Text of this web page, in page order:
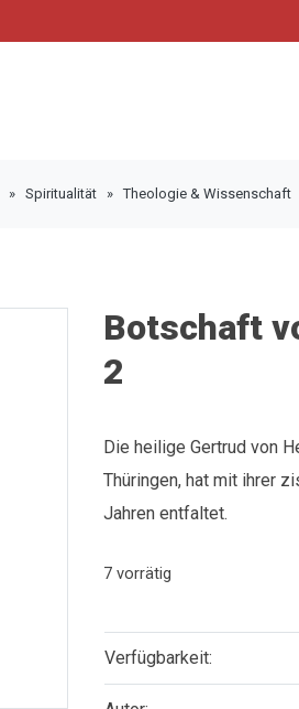
» Spiritualität »Theologie & Wissenschaft
Botschaft
2
Die heilige Gertrud von
Thüringen, hat mit ihrer
Jahren entfaltet.
7 vorrätig
Verfügbarkeit: